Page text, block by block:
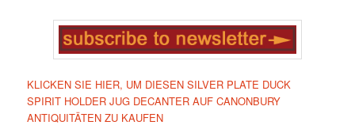
KLICKEN SIE HIER, UM DIESEN SILVER PLATE DUCK
SPIRIT HOLDER JUG DECANTER AUF CANONBURY
ANTIQUITÄTEN ZU KAUFEN